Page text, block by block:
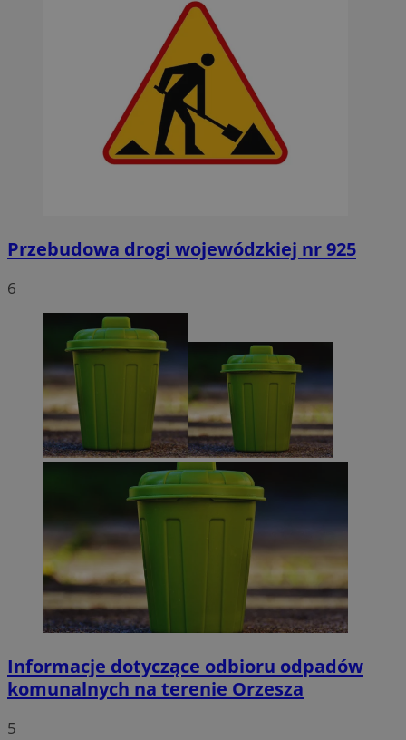
Przebudowa drogi wojewódzkiej nr 925
6
Informacje dotyczące odbioru odpadów
komunalnych na terenie Orzesza
5